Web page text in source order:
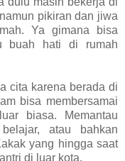
pikiran dan jiwa
Ya gimana bisa
buah hati di rumah
cita karena berada di
bisa membersamai
biasa. Memantau
atau bahkan
yang hingga saat
di luar kota.